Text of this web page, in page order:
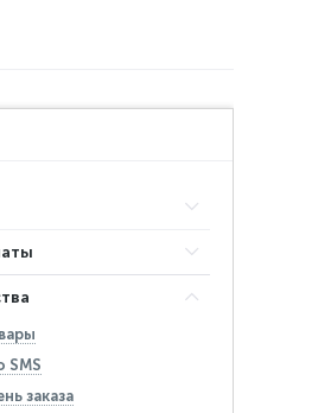
SMS
заказа